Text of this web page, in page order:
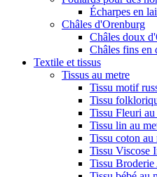
Écharpes en
Châles d'Orenburg
Châles doux
Châles fins en
Textile et tissus
Tissus au metre
Tissu motif
Tissu
Tissu Fleuri au
Tissu lin au
Tissu coton au
Tissu Viscose
Tissu